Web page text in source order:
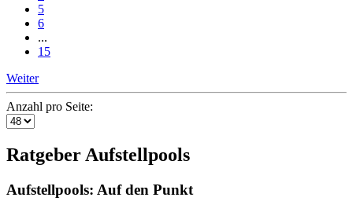
5
6
...
15
Weiter
Anzahl pro Seite:
Ratgeber Aufstellpools
Aufstellpools: Auf den Punkt